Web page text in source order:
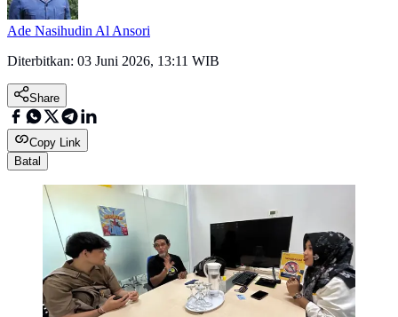
Ade Nasihudin Al Ansori
Diterbitkan: 03 Juni 2026, 13:11 WIB
Share
Copy Link
Batal